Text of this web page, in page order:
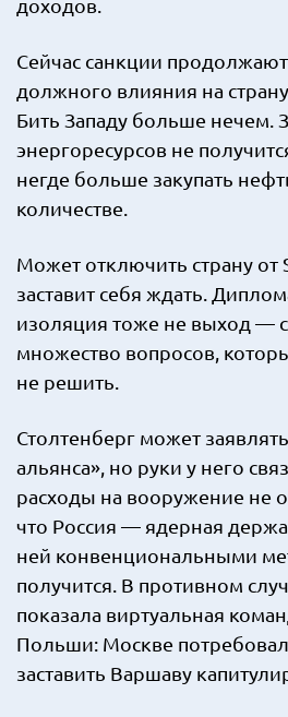
доходов.
Сейчас санкции
должного влияния на
Бить Западу больше нечем.
энергоресурсов не
негде больше закупать
количестве.
Может отключить страну от
заставит себя ждать.
изоляция тоже не выход —
множество вопросов,
не решить.
Столтенберг может
альянса», но руки у него
расходы на вооружение не
что Россия — ядерная
ней конвенциональными
получится. В противном
показала виртуальная
Польши: Москве
заставить Варшаву